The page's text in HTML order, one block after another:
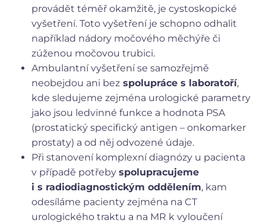
provádět téměř okamžitě, je cystoskopické
vyšetření. Toto vyšetření je schopno odhalit
například nádory močového měchýře či
zúženou močovou trubici.
Ambulantní vyšetření se samozřejmě
neobejdou ani bez spolupráce s laboratoří,
kde sledujeme zejména urologické parametry
jako jsou ledvinné funkce a hodnota PSA
(prostatický specifický antigen – onkomarker
prostaty) a od něj odvozené údaje.
Při stanovení komplexní diagnózy u pacienta
v případě potřeby spolupracujeme
i s radiodiagnostickým oddělením, kam
odesíláme pacienty zejména na CT
urologického traktu a na MR k vyloučení